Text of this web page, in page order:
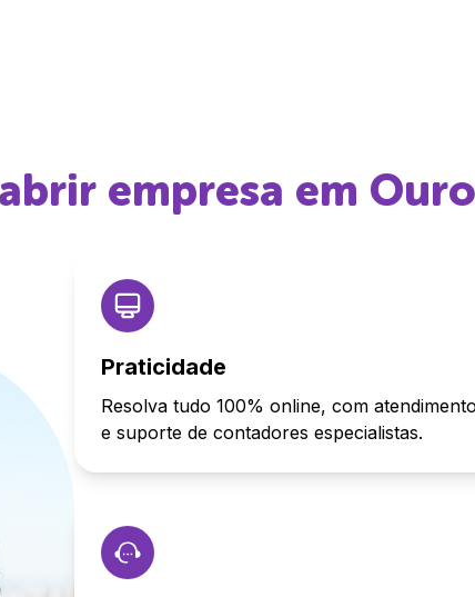
empresa em
Praticidade
Resolva tudo 100% online, com
e suporte de contadores especialistas.